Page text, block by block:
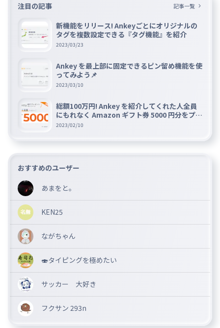
注目の記事 記事一覧
新機能をリリース! Ankeyごとにオリジナルの
タグを複数設定できる『タグ機能』を紹介
2023/03/23
Ankey を最上部に固定できるピン留め機能を使
ってみよう📌
2023/03/10
総額100万円! Ankey を紹介してくれた人全員
にもれなく Amazon ギフト券 5000 円分をプレ
ゼントキャンペーン!!
2023/02/10
おすすめのユーザー
あまをと。
KEN25
ながちゃん
🍣タイピングを極めたい
サッカー 大好き
フクサン 293n